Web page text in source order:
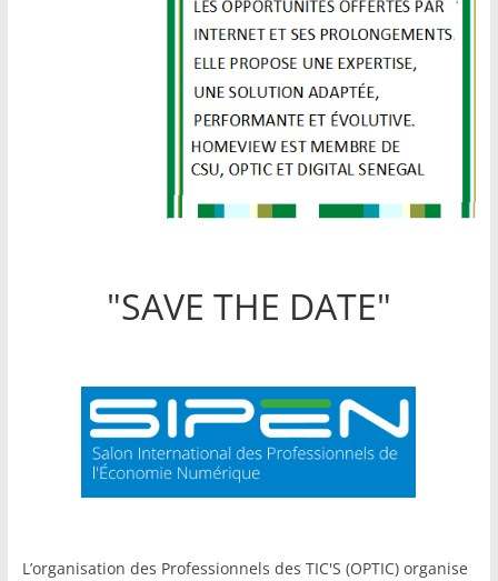
"SAVE THE DATE"
L’organisation des Professionnels des TIC'S (OPTIC) organise